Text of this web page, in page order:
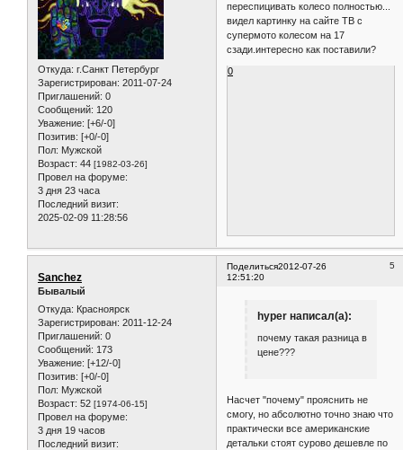
Откуда: г.Санкт Петербург
Зарегистрирован: 2011-07-24
Приглашений: 0
Сообщений: 120
Уважение: [+6/-0]
Позитив: [+0/-0]
Пол: Мужской
Возраст: 44 [1982-03-26]
Провел на форуме:
3 дня 23 часа
Последний визит:
2025-02-09 11:28:56
переспицивать колесо полностью...
видел картинку на сайте ТВ с
супермото колесом на 17
сзади.интересно как поставили?
0
Поделиться 5
2012-07-26
12:51:20
Sanchez
Бывалый
Откуда: Красноярск
Зарегистрирован: 2011-12-24
Приглашений: 0
Сообщений: 173
Уважение: [+12/-0]
Позитив: [+0/-0]
Пол: Мужской
Возраст: 52 [1974-06-15]
Провел на форуме:
3 дня 19 часов
Последний визит:
hyper написал(а):
почему такая разница в
цене???
Насчет "почему" прояснить не
смогу, но абсолютно точно знаю что
практически все американские
детальки стоят сурово дешевле по